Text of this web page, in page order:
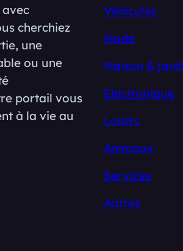
avec
cherchiez
une
ou une
portail vous
à la vie au
Véhicules
Mode
Maison &
Electronique
Loisirs
Animaux
Services
Autres